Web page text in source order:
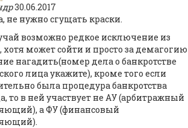
30.06.2017
не нужно сгущать краски.
возможно редкое исключение из
хотя может сойти и просто за демагогию
нагадить(номер дела о банкротстве
лица укажите), кроме того если
была процедура банкротства
то в ней участвует не АУ (арбитражный
а ФУ (финансовый